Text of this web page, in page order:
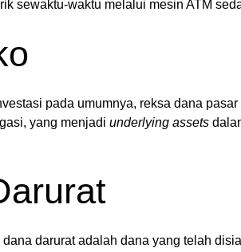
sewaktu-waktu melalui mesin ATM
pada umumnya, reksa dana
yang menjadi underlying assets
darurat adalah dana yang telah